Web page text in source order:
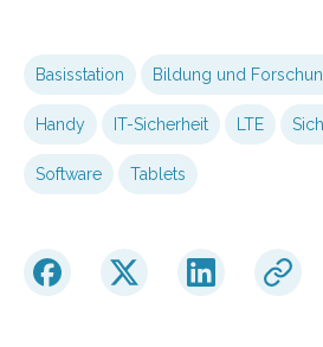
Basisstation Bildung und
Handy IT-Sicherheit LTE
Software Tablets